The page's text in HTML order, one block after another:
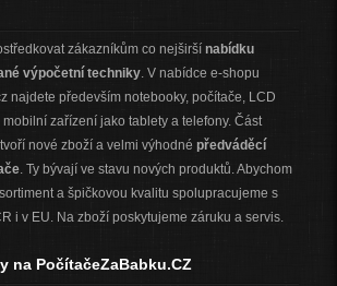
zákazníkům co nejširší nabídku
výpočetní techniky. V nabídce e-shopu
najdete především notebooky, počítače, LCD
zařízení jako tablety a telefony. Část
nové zboží a velmi výhodné předváděcí
. Ty bývají ve stavu nových produktů. Abychom
a špičkovou kvalitu spolupracujeme s
i v EU. Na zboží poskytujeme záruku a servis.
na PočítačeZaBabku.CZ